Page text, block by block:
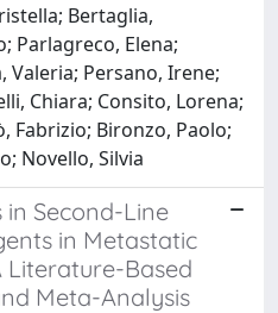
Bertaglia,
Parlagreco, Elena;
Valeria; Persano, Irene;
Chiara; Consito, Lorena;
Fabrizio; Bironzo, Paolo;
Novello, Silvia
Second-Line
in Metastatic
Literature-Based
Meta-Analysis